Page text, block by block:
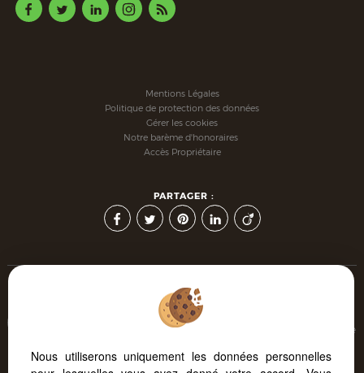
Mentions Légales
Politique de protection des données
Gérer les cookies
Notre barème d'honoraires
Accès Propriétaire
PARTAGER :
Afin de vous offrir un confort de lecture permanent, depuis
votre PC, votre tablette ou votre smartphone, notre site s'adapte
Nous utiliserons uniquement les données personnelles